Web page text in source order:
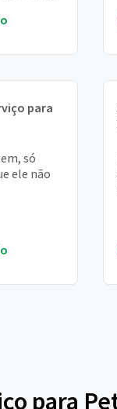
para
só
ele não
para